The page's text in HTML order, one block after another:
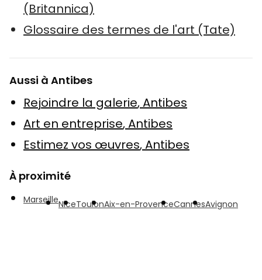
(Britannica)
Glossaire des termes de l'art (Tate)
Aussi à Antibes
Rejoindre la galerie,Antibes
Art en entreprise,Antibes
Estimez vos œuvres,Antibes
À proximité
MarseilleNiceToulonAix-en-ProvenceCannesAvignon